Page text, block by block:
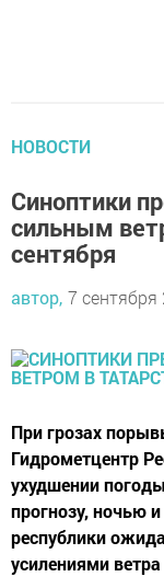
НОВОСТИ
Синоптики
сильным
сентября
автор, 7 сентября
При грозах
Гидрометцентр
ухудшении
прогнозу, ночью
республики
усилениями